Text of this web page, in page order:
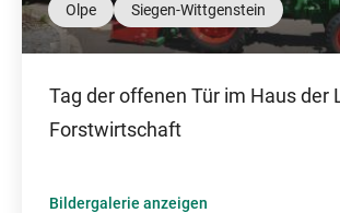
Olpe Siegen-Wittgenstein
Tag der offenen Tür im Haus der
Forstwirtschaft
Bildergalerie anzeigen